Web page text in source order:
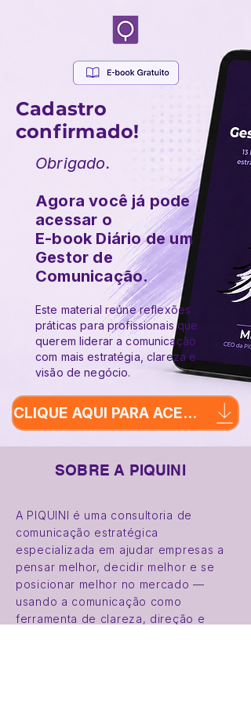
Cadastro
confirmado!
Obrigado.
Agora você já pode
acessar o
E-book Diário de um
Gestor de
Comunicação.
Este material reúne reflexões
práticas para profissionais que
querem liderar a comunicação
com mais estratégia, clareza e
visão de negócio.
CLIQUE AQUI PARA ACESSAR O E-BOOK
SOBRE A PIQUINI
A PIQUINI é uma consultoria de
comunicação estratégica
especializada em ajudar empresas a
pensar melhor, decidir melhor e se
posicionar melhor no mercado —
usando a comunicação como
ferramenta de clareza, direção e